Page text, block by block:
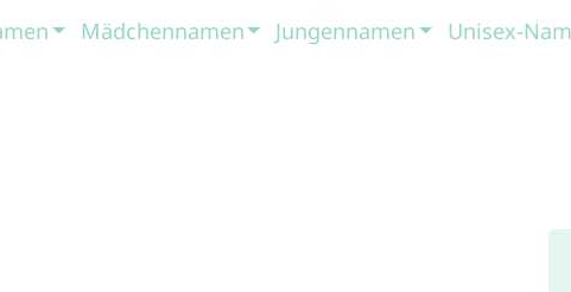
Mädchennamen Jungennamen Unisex-